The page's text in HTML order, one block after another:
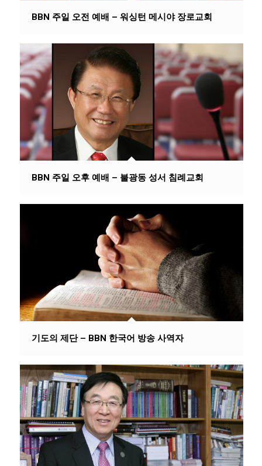
BBN 주일 오전 예배 – 워싱턴 메시야 장로교회
BBN 주일 오후 예배 – 불광동 성서 침례교회
기도의 제단 – BBN 한국어 방송 사역자